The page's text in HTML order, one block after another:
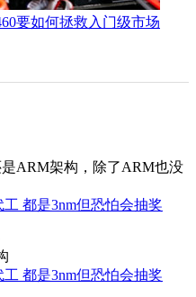
要如何拯救入门级市场
ARM架构，除了ARM也没
都是3nm但恐怕会抽奖
都是3nm但恐怕会抽奖